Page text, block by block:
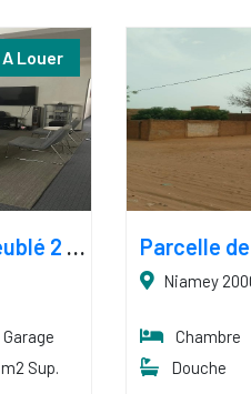
A Louer
Appartement Meublé 2 Chambres, Salon, proche du Goudron
Garage
m2 Sup.
Niamey
Chambre
Douche